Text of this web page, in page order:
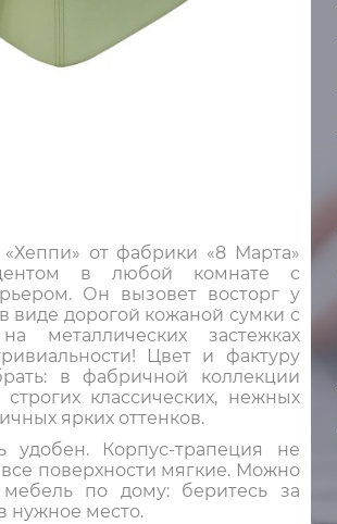
от фабрики «8 Марта»
в любой комнате с
Он вызовет восторг у
виде дорогой кожаной сумки с
металлических застежках
Цвет и фактуру
в фабричной коллекции
классических, нежных
ярких оттенков.
удобен. Корпус-трапеция не
все поверхности мягкие. Можно
по дому: беритесь за
нужное место.